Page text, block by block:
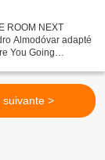
ROOM NEXT
Almodóvar adapté
You Going
suivante >